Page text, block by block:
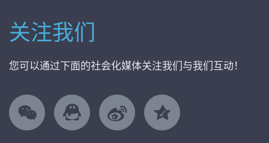
关注我们
您可以通过下面的社会化媒体关注我们与我们互动！